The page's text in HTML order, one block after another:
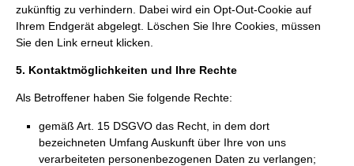
zukünftig zu verhindern. Dabei wird ein Opt-Out-Cookie auf
Ihrem Endgerät abgelegt. Löschen Sie Ihre Cookies, müssen
Sie den Link erneut klicken.
5. Kontaktmöglichkeiten und Ihre Rechte
Als Betroffener haben Sie folgende Rechte:
gemäß Art. 15 DSGVO das Recht, in dem dort
bezeichneten Umfang Auskunft über Ihre von uns
verarbeiteten personenbezogenen Daten zu verlangen;